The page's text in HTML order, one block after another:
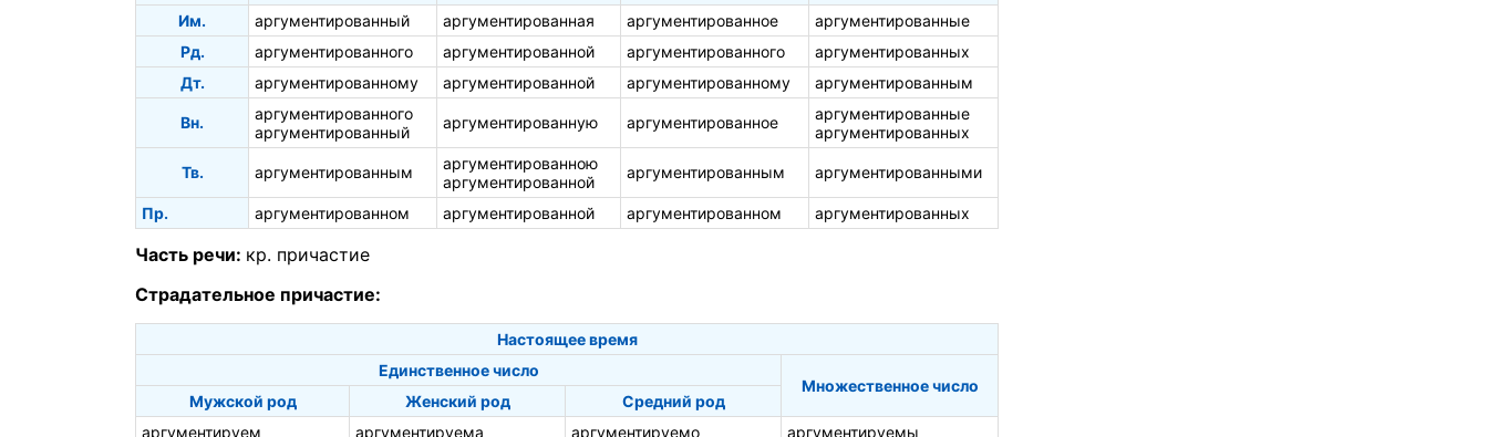
Им.
аргументированный аргументированная аргументированное
аргументированные
Рд.
аргументированного аргументированной аргументированного
аргументированных
Дт.
аргументированному аргументированной аргументированному аргументированным
Вн.
аргументированного
аргументированный
аргументированную аргументированное
аргументированные
аргументированных
Тв. аргументированным
аргументированною
аргументированной
аргументированным аргументированными
Пр. аргументированном аргументированной аргументированном аргументированных
Часть речи: кр. причастие
Страдательное причастие:
Настоящее время
Единственное число
Множественное число
Мужской род
Женский род
Средний род
аргументируем
аргументируема аргументируемо аргументируемы